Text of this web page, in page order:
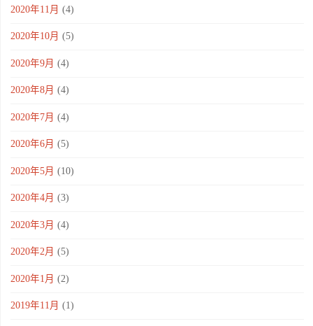
2020年11月 (4)
2020年10月 (5)
2020年9月 (4)
2020年8月 (4)
2020年7月 (4)
2020年6月 (5)
2020年5月 (10)
2020年4月 (3)
2020年3月 (4)
2020年2月 (5)
2020年1月 (2)
2019年11月 (1)